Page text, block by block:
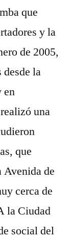
que
y la
de 2005,
la
en
una
que
Avenida de
cerca de
la Ciudad
social del